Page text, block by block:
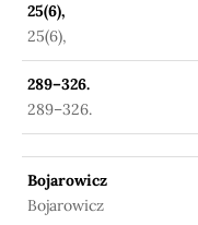
25(6),
25(6),
289–326.
289–326.
Bojarowicz
Bojarowicz